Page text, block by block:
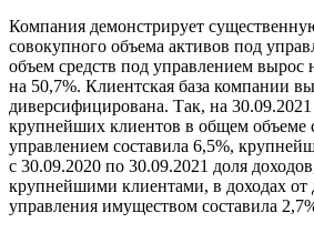
Компания демонстрирует
совокупного объема активов под
объем средств под управлением вырос
на 50,7%. Клиентская база компании
диверсифицирована. Так, на 30.09.2021
крупнейших клиентов в общем объеме
управлением составила 6,5%,
с 30.09.2020 по 30.09.2021 доля
крупнейшими клиентами, в доходах от
управления имуществом составила